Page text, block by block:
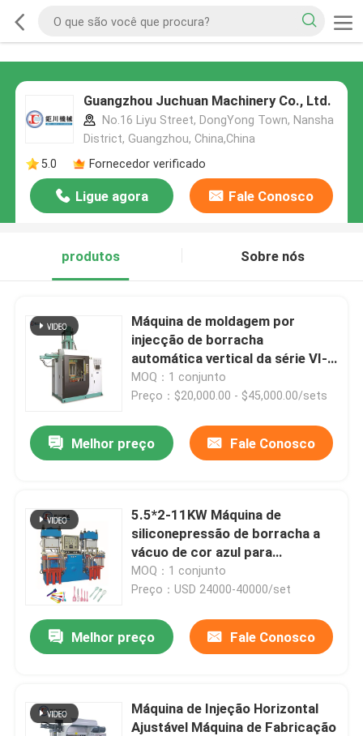
Guangzhou Juchuan Machinery Co., Ltd.
No.16 Liyu Street, DongYong Town, Nansha
District, Guangzhou, China,China
5.0
Fornecedor verificado
Ligue agora Fale Conosco
produtos Sobre nós
Máquina de moldagem por
injecção de borracha
automática vertical da série VI-
AO para fabricação de peças de
automóveis
MOQ：1 conjunto
Preço：$20,000.00 - $45,000.00/sets
Melhor preço Fale Conosco
5.5*2-11KW Máquina de
siliconepressão de borracha a
vácuo de cor azul para
fabricação de produtos de
cozinha
MOQ：1 conjunto
Preço：USD 24000-40000/set
Melhor preço Fale Conosco
Máquina de Injeção Horizontal
Ajustável Máquina de Fabricação